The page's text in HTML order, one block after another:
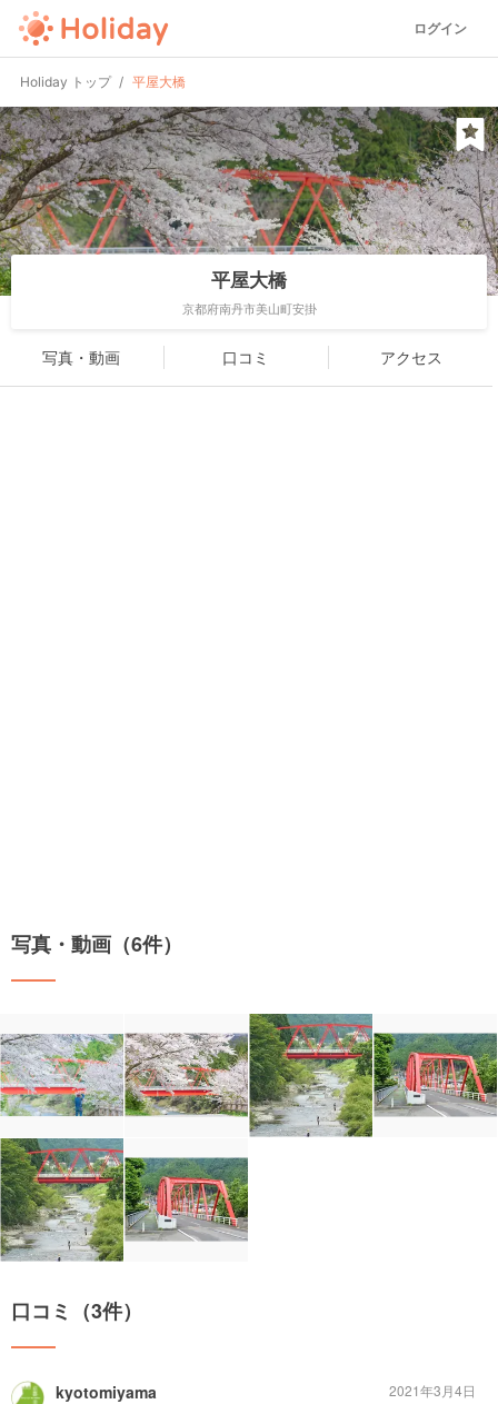
ログイン
Holiday トップ 平屋大橋
平屋大橋
京都府南丹市美山町安掛
写真・動画 口コミ アクセス
写真・動画（6件）
口コミ（3件）
kyotomiyama
2021年3月4日